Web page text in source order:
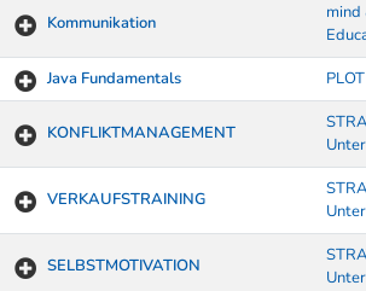
Kommunikation
mind
Java Fundamentals
KONFLIKTMANAGEMENT
VERKAUFSTRAINING
SELBSTMOTIVATION